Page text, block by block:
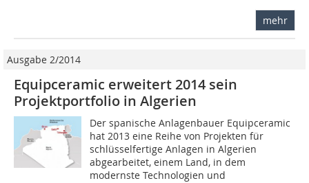
mehr
Ausgabe 2/2014
Equipceramic erweitert 2014 sein
Projektportfolio in Algerien
Der spanische Anlagenbauer Equipceramic
hat 2013 eine Reihe von Projekten für
schlüsselfertige Anlagen in Algerien
abgearbeitet, einem Land, in dem
modernste Technologien und